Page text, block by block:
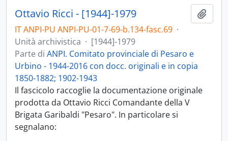
Ottavio Ricci - [1944]-1979
IT ANPI-PU ANPI-PU-01-7-69-b.134-fasc.69 ·
Unità archivistica · [1944]-1979
Parte di ANPI. Comitato provinciale di Pesaro e
Urbino - 1944-2016 con docc. originali e in copia
1850-1882; 1902-1943
Il fascicolo raccoglie la documentazione originale
prodotta da Ottavio Ricci Comandante della V
Brigata Garibaldi "Pesaro". In particolare si
segnalano: